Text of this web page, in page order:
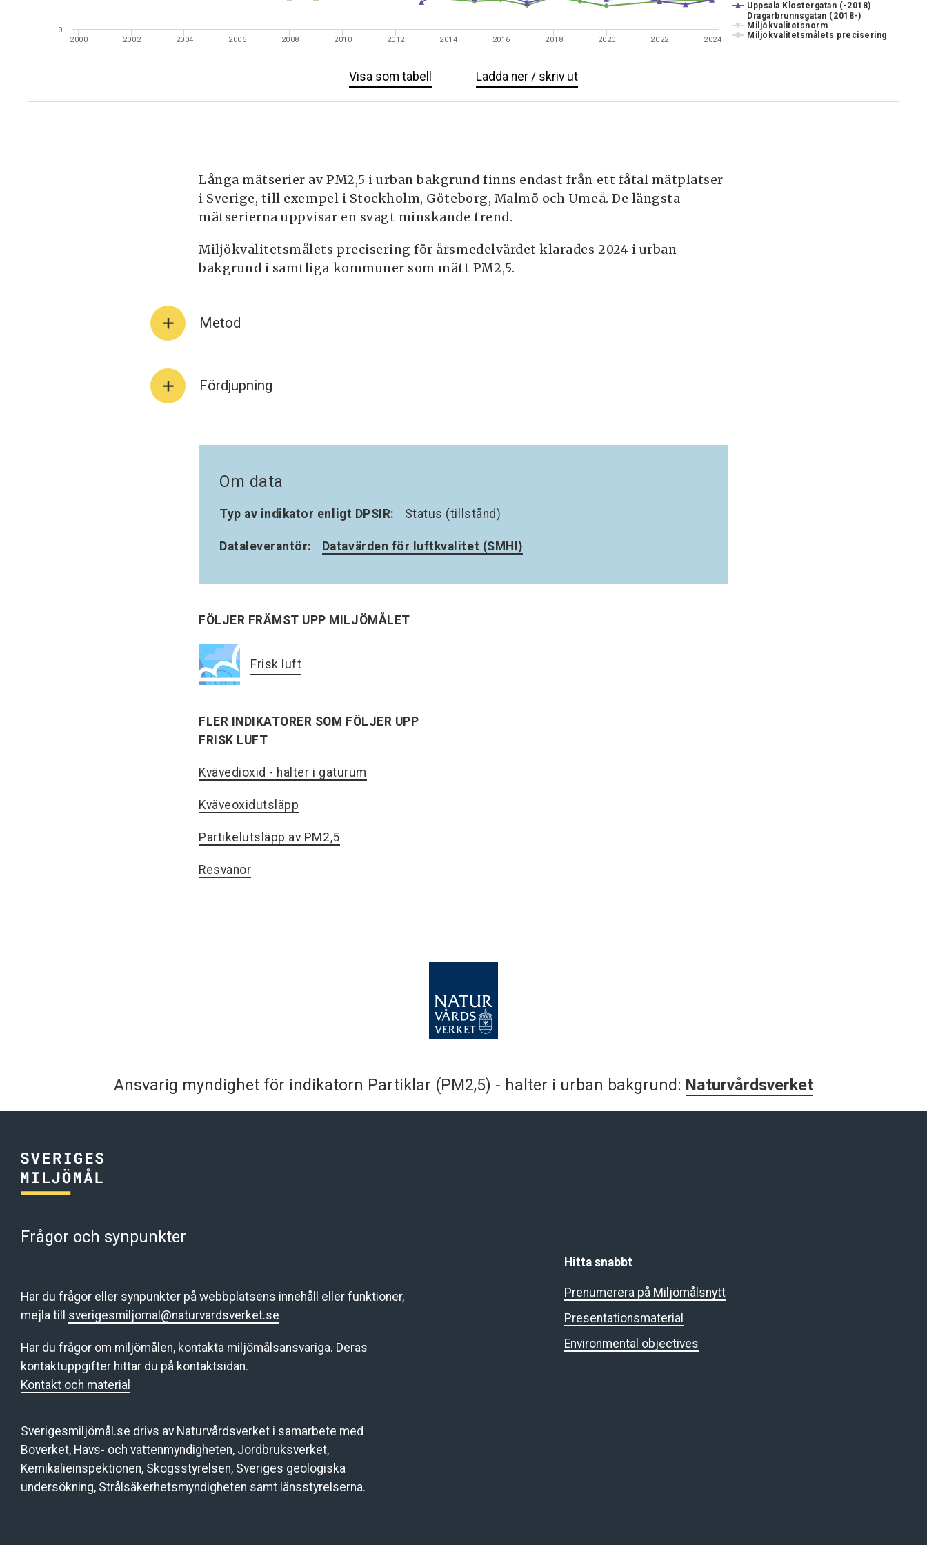
2000 2002 2004 2006 2008 2010 2012 2014 2016 2018 2020 2022 2024
Uppsala Klostergatan (-2018)
Dragarbrunnsgatan (2018-)
Miljökvalitetsnorm
Miljökvalitetsmålets precisering
0
VisaPM2,5
som tabell Ladda ner / skriv ut
Långa mätserier av PM2,5 i urban bakgrund finns endast från ett fåtal mätplatser
i Sverige, till exempel i Stockholm, Göteborg, Malmö och Umeå. De längsta
mätserierna uppvisar en svagt minskande trend.
Miljökvalitetsmålets precisering för årsmedelvärdet klarades 2024 i urban
bakgrund i samtliga kommuner som mätt PM2,5.
Metod
Fördjupning
Om data
Typ av indikator enligt DPSIR: Status (tillstånd)
Dataleverantör: Datavärden för luftkvalitet (SMHI)
FÖLJER FRÄMST UPP MILJÖMÅLET
Frisk luft
FLER INDIKATORER SOM FÖLJER UPP
FRISK LUFT
Kvävedioxid - halter i gaturum
Kväveoxidutsläpp
Partikelutsläpp av PM2,5
Resvanor
Ansvarig myndighet för indikatorn Partiklar (PM2,5) - halter i urban bakgrund: Naturvårdsverket
Frågor och synpunkter
Har du frågor eller synpunkter på webbplatsens innehåll eller funktioner,
mejla till sverigesmiljomal@naturvardsverket.se
Har du frågor om miljömålen, kontakta miljömålsansvariga. Deras
kontaktuppgifter hittar du på kontaktsidan.
Kontakt och material
Sverigesmiljömål.se drivs av Naturvårdsverket i samarbete med
Boverket, Havs- och vattenmyndigheten, Jordbruksverket,
Kemikalieinspektionen, Skogsstyrelsen, Sveriges geologiska
undersökning, Strålsäkerhetsmyndigheten samt länsstyrelserna.
Hitta snabbt
Prenumerera på Miljömålsnytt
Presentationsmaterial
Environmental objectives